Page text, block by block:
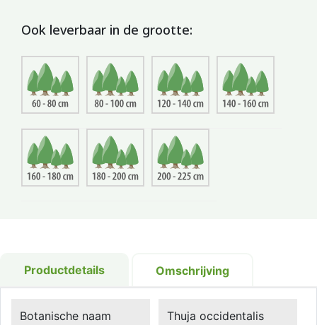
Ook leverbaar in de grootte:
Productdetails Omschrijving
Botanische naam
Thuja occidentalis